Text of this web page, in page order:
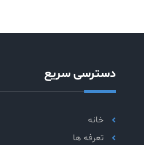
دسترسی سریع
خانه
تعرفه ها